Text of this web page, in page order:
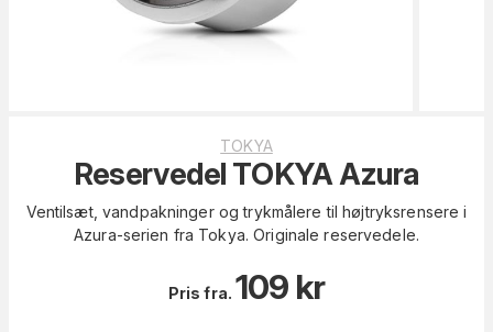
TOKYA
Reservedel TOKYA Azura
Ventilsæt, vandpakninger og trykmålere til højtryksrensere i
Azura-serien fra Tokya. Originale reservedele.
Pris fra. 109 kr